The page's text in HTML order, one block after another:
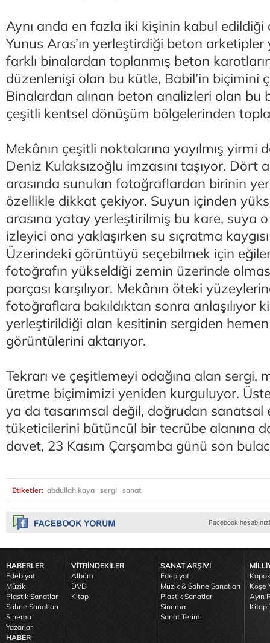
Aynı anda en fazla iki kişinin kabul edildiği
Yunus Aras’ın yerleştirdiği beton
farklı binalardan toplanmış beton
düzenlenişi olan bu kütle, Babil’in biçimini
Binalardan alınan beton analizleri olan bu
çeşitli kentsel dönüşüm bölgelerinden
Mekânın çeşitli noktalarına yayılmış
Deniz Kulaksızoğlu imzasını taşıyor. Dört
arasında sunulan fotoğraflardan birinin
özellikle dikkat çekiyor. Suyun içinden
arasına yatay yerleştirilmiş bu kare, suya
izleyici ona yaklaşırken su sıçratma
Üzerindeki görüntüyü seçebilmek için
fotoğrafın yükseldiği zemin üzerinde
parçası karşılıyor. Mekânın öteki
fotoğraflara bakıldıktan sonra anlaşılıyor
yerleştirildiği alan kesitinin sergiden
görüntülerini aktarıyor.
Tekrarı ve çeşitlemeyi odağına alan sergi,
üretme biçimimizi yeniden kurguluyor.
ya da tasarımsal değil, doğrudan sanatsal
tüketicilerini bütüncül bir tecrübe alanına
davet, 23 Kasım Çarşamba günü son
Etiketler: abdullah kaya sergi sanat
HABERLER
Edebiyat
Müzik
Plastik Sanatlar
Sahne Sanatları
Sinema
Yazarlar
HABER
VİTRİNDEKİLER
Albüm
DVD
Kitap
SANAT ARŞİVİ
Edebiyat
Müzik & Sahne Sanatları
Plastik Sanatlar
Sinema
Sanat Terimi
Köşe
Ayın
Kitap